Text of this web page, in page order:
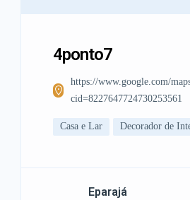
4ponto7
https://www.google.com/
cid=8227647724730253561
Casa e Lar Decorador de
Eparajá